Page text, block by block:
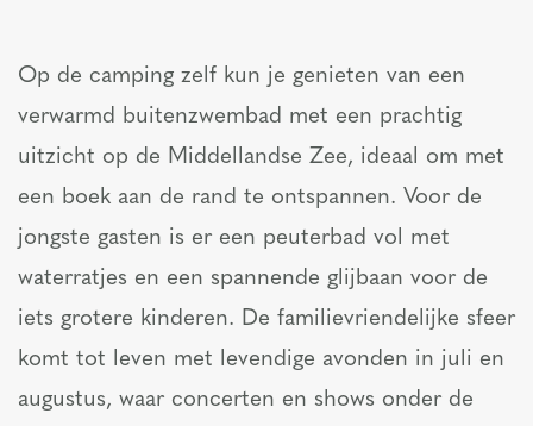
Op de camping zelf kun je genieten van een
verwarmd buitenzwembad met een prachtig
uitzicht op de Middellandse Zee, ideaal om met
een boek aan de rand te ontspannen. Voor de
jongste gasten is er een peuterbad vol met
waterratjes en een spannende glijbaan voor de
iets grotere kinderen. De familievriendelijke sfeer
komt tot leven met levendige avonden in juli en
augustus, waar concerten en shows onder de